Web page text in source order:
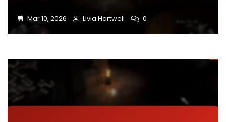
Mar 10, 2026 Livia Hartwell 0